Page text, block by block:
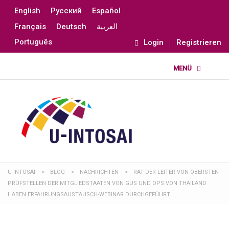
English Русский
Español
Français
Deutsch
العربية
Português
Login Registrieren
U-INTOSAI > BLOG > NACHRICHTEN >
RAT DER LEITER VON OBERSTEN
PRÜFSTELLEN DER MITGLIEDSTAATEN VON GUS UND OPS VON THAILAND
HABEN ERFAHRUNGSAUSTAUSCH-WEBINAR DURCHGEFÜHRT